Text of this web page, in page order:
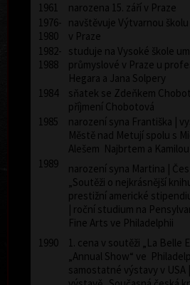
1961
narozena 15. září v Praze
1976-
1980
navštěvuje Výtvarnou školu
v Praze
1982-
1988
studuje na Vysoké škole
průmyslové v Praze u
Hegara a Jana Solpery
1984
sňatek se Zdeňkem
příjmení Chobotová
1985
narození syna Františka |
Městě nad Metují spolu s
Alešem Najbrtem a
1989
narození syna Martina |
„Soutěži o nejkrásnější
prestižní americké
| roční studium na
Fine Arts ve Philadelphii
1990
1. cena v soutěži „La Belle
„Annual Show“ ve
samostatné výstavy v USA